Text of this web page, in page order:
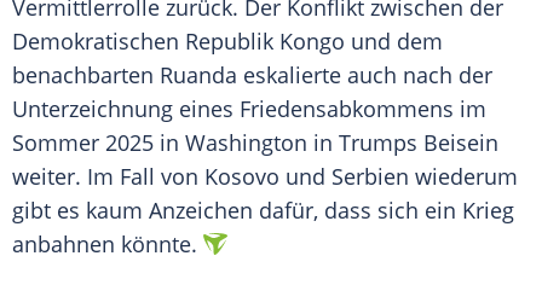
Vermittlerrolle zurück. Der Konflikt zwischen der
Demokratischen Republik Kongo und dem
benachbarten Ruanda eskalierte auch nach der
Unterzeichnung eines Friedensabkommens im
Sommer 2025 in Washington in Trumps Beisein
weiter. Im Fall von Kosovo und Serbien wiederum
gibt es kaum Anzeichen dafür, dass sich ein Krieg
anbahnen könnte.